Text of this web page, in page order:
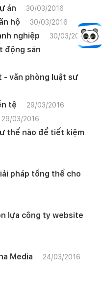
án 30/03/2016
hộ 30/03/2016
nghiệp 30/03/2016
động sản
- văn phòng luật sư
tệ 29/03/2016
29/03/2016
thế nào để tiết kiệm
pháp tổng thể cho
lựa công ty website
Media 24/03/2016